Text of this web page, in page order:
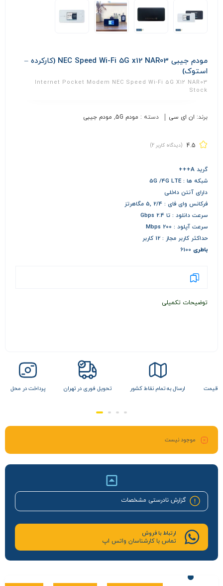
مودم جیبی NEC Speed Wi-Fi 5G x12 NAR03 (کارکرده –
استوک)
Internet Pocket Modem NEC Speed Wi-Fi 5G X12 NAR03
Stock
برند: ان ای سی دسته : مودم 5G , مودم جیبی
4.5 (دیدگاه کاربر 2
)
گرید A+++
شبکه ها : 5G /4G LTE
دارای آنتن داخلی
فرکانس وای فای : 2/4 ,5 مگاهرتز
سرعت دانلود : تا 2.4 Gbps
سرعت آپلود : 200 Mbps
حداکثر کاربر مجاز : 12 کاربر
باطری 6100
توضیحات تکمیلی
قیمت ارسال به تمام نقاط کشور تحویل فوری در تهران پرداخت در محل
موجود نیست
گزارش نادرستی مشخصات
ارتباط با فروش
تماس با کارشناسان واتس اپ